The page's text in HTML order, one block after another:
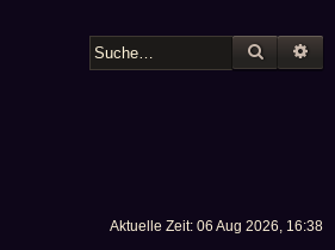
SUCHE
Aktuelle Zeit: 06 Aug 2026, 16:38